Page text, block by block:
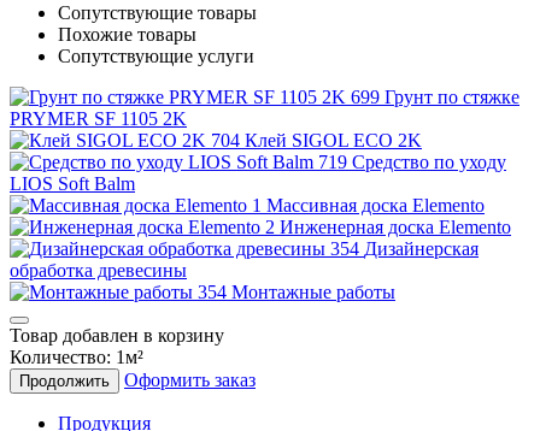
Сопутствующие товары
Похожие товары
Сопутствующие услуги
Грунт по стяжке
PRYMER SF 1105 2K
Клей SIGOL ECO 2K
Средство по уходу
LIOS Soft Balm
Массивная доска Elemento
Инженерная доска Elemento
Дизайнерская
обработка древесины
Монтажные работы
Товар добавлен в корзину
Количество: 1м²
Продолжить Оформить заказ
Продукция